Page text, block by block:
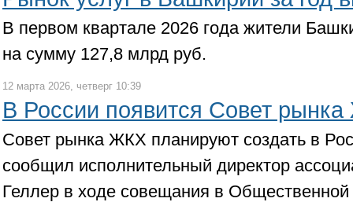
В первом квартале 2026 года жители
на сумму 127,8 млрд руб.
12 марта 2026, четверг 10:39
В России появится Совет
Совет рынка ЖКХ планируют создать в
сообщил исполнительный директор
Геллер в ходе совещания в Общественной